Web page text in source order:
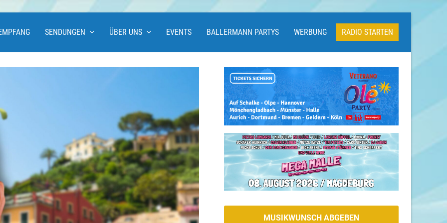
SENDUNGEN ÜBER UNS EVENTS BALLERMANN PARTYS WERBUNG RADIO STARTEN
MUSIKWUNSCH ABGEBEN